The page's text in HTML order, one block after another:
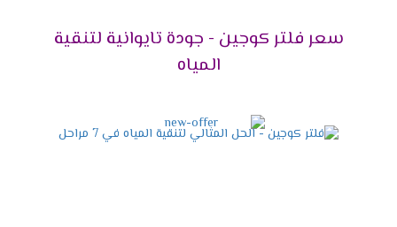
سعر فلتر كوجين - جودة تايوانية لتنقية
المياه